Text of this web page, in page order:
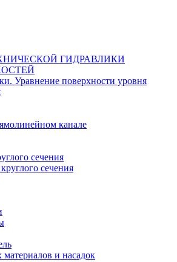
ГИДРАВЛИКИ
поверхности уровня
канале
сечения
сечения
и насадок